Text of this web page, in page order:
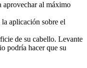
aprovechar al máximo
aplicación sobre el
de su cabello. Levante
podría hacer que su